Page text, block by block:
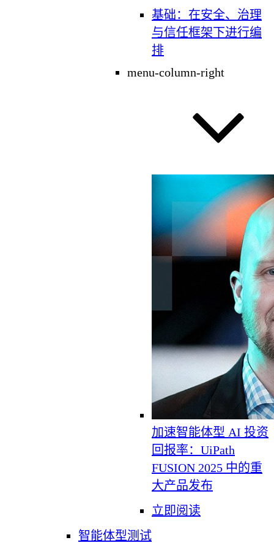
基础：在安全、治理
与信任框架下进行编
排
menu-column-right
加速智能体型 AI 投资
回报率：UiPath
FUSION 2025 中的重
大产品发布
立即阅读
智能体型测试